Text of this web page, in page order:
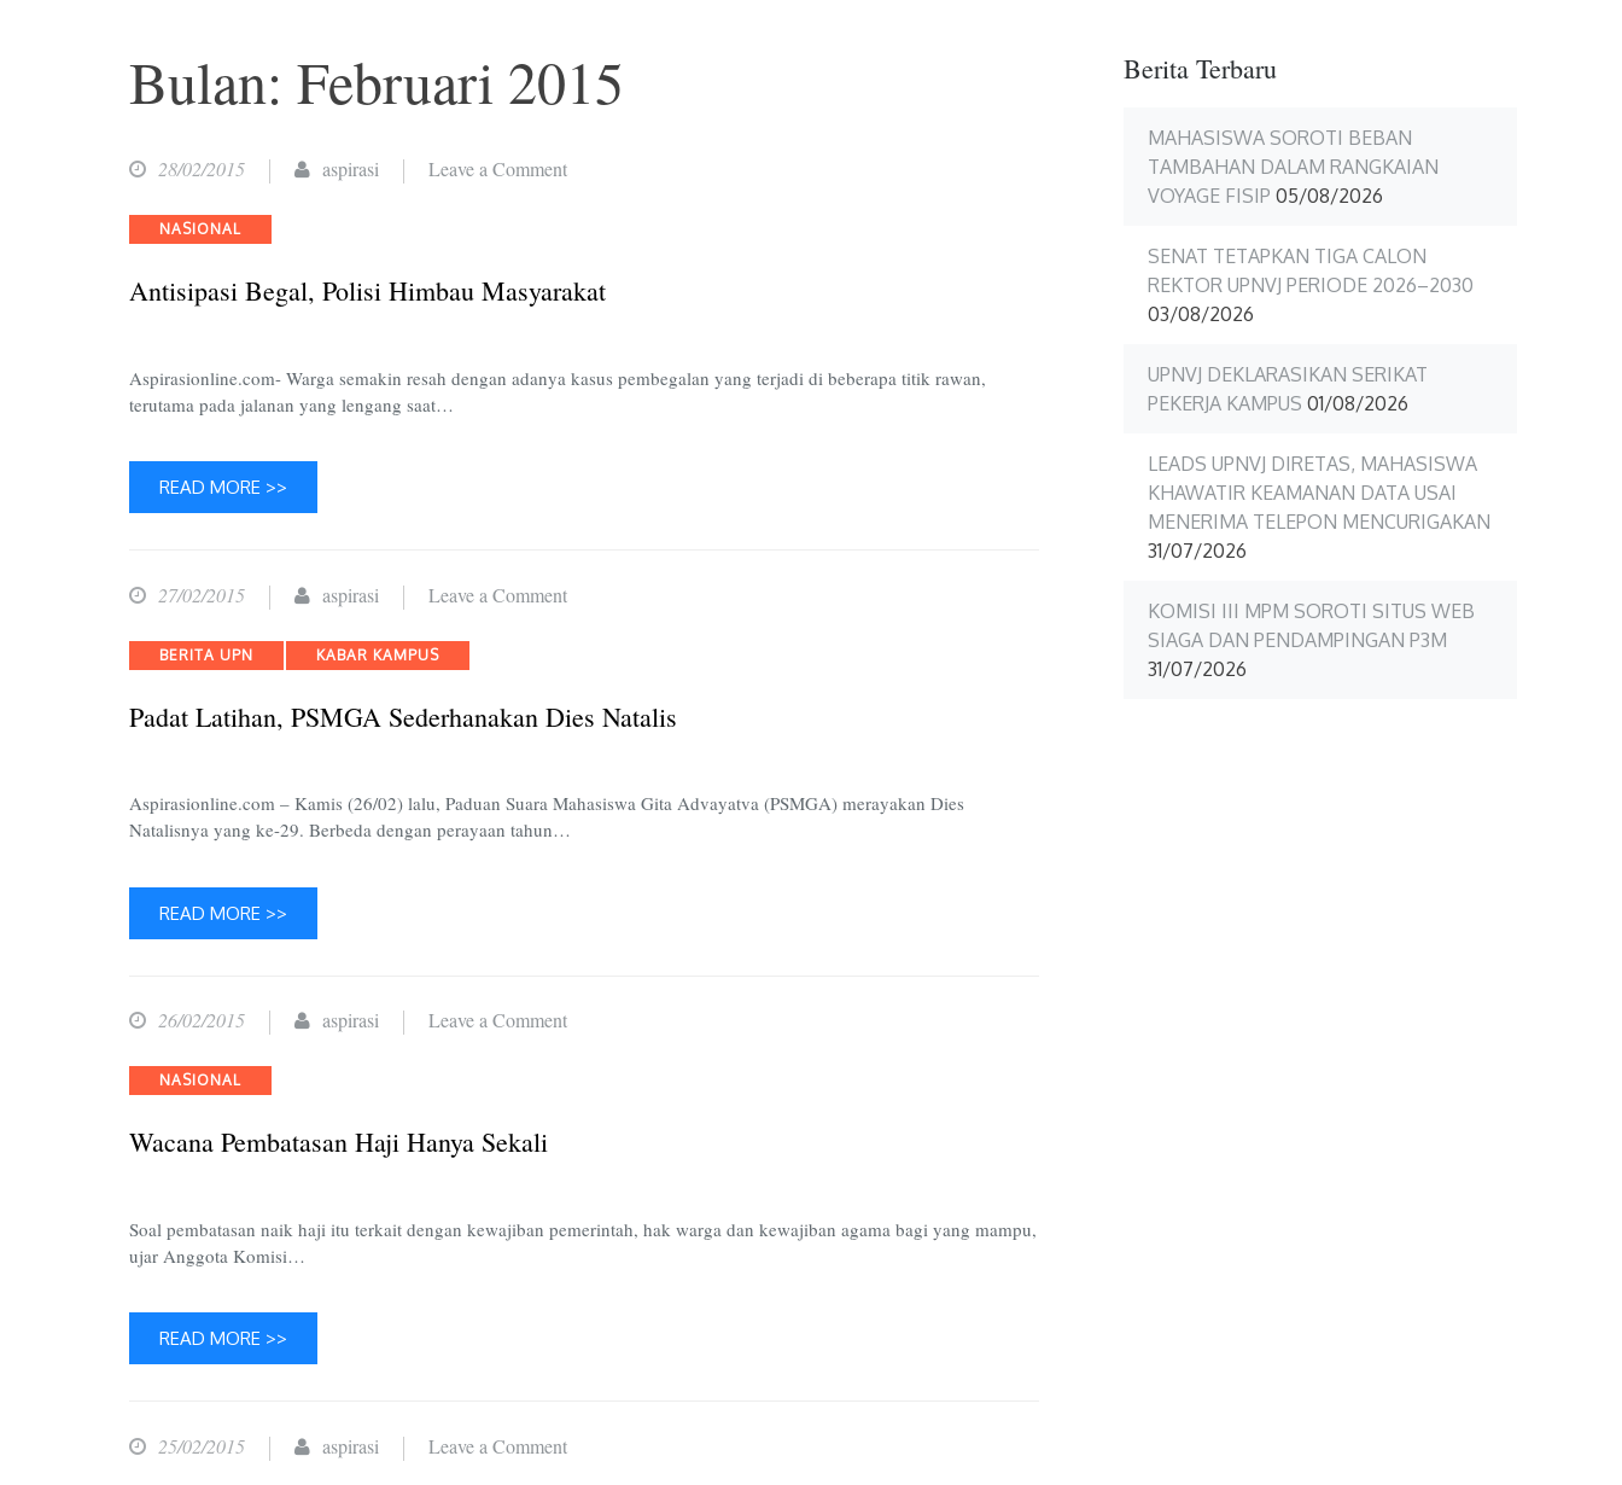
Bulan: Februari 2015
28/02/2015 aspirasi Leave a Commenton
Himbau
Categories
NASIONAL
Antisipasi Begal, Polisi Himbau Masyarakat
Aspirasionline.com- Warga semakin resah dengan adanya kasus pembegalan yang terjadi di beberapa titik rawan,
terutama pada jalanan yang lengang saat…
READ MORE >>
27/02/2015 aspirasi Leave a Commenton
Sederhanakan
Natalis
Categories
BERITA UPN KABAR KAMPUS
Padat Latihan, PSMGA Sederhanakan Dies Natalis
Aspirasionline.com – Kamis (26/02) lalu, Paduan Suara Mahasiswa Gita Advayatva (PSMGA) merayakan Dies
Natalisnya yang ke-29. Berbeda dengan perayaan tahun…
READ MORE >>
26/02/2015 aspirasi Leave a Commenton
Categories
NASIONAL
Wacana Pembatasan Haji Hanya Sekali
Soal pembatasan naik haji itu terkait dengan kewajiban pemerintah, hak warga dan kewajiban agama bagi yang mampu,
ujar Anggota Komisi…
READ MORE >>
25/02/2015 aspirasi Leave a Commenton
Berita Terbaru
MAHASISWA SOROTI BEBAN
TAMBAHAN DALAM RANGKAIAN
VOYAGE FISIP 05/08/2026
SENAT TETAPKAN TIGA CALON
REKTOR UPNVJ PERIODE 2026–2030
03/08/2026
UPNVJ DEKLARASIKAN SERIKAT
PEKERJA KAMPUS 01/08/2026
LEADS UPNVJ DIRETAS, MAHASISWA
KHAWATIR KEAMANAN DATA USAI
MENERIMA TELEPON MENCURIGAKAN
31/07/2026
KOMISI III MPM SOROTI SITUS WEB
SIAGA DAN PENDAMPINGAN P3M
31/07/2026